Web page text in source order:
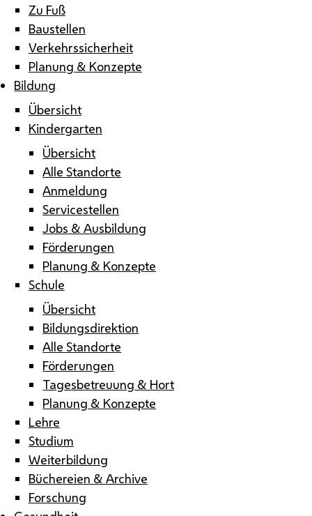
Zu Fuß
Baustellen
Verkehrssicherheit
Planung & Konzepte
Bildung
Übersicht
Kindergarten
Übersicht
Alle Standorte
Anmeldung
Servicestellen
Jobs & Ausbildung
Förderungen
Planung & Konzepte
Schule
Übersicht
Bildungsdirektion
Alle Standorte
Förderungen
Tagesbetreuung & Hort
Planung & Konzepte
Lehre
Studium
Weiterbildung
Büchereien & Archive
Forschung